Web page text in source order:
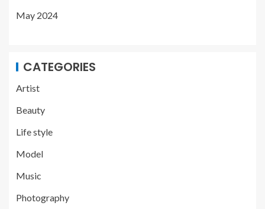
May 2024
CATEGORIES
Artist
Beauty
Life style
Model
Music
Photography